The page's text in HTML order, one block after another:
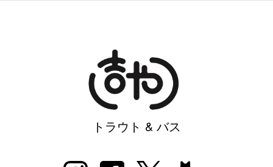
トラウト & バス